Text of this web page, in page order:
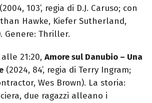
(2004, 103’, regia di D.J. Caruso; con
Hawke, Kiefer Sutherland,
Genere: Thriller.
alle 21:20, Amore sul Danubio – Una
(2024, 84’, regia di Terry Ingram;
Wes Brown). La storia:
due ragazzi alleano i